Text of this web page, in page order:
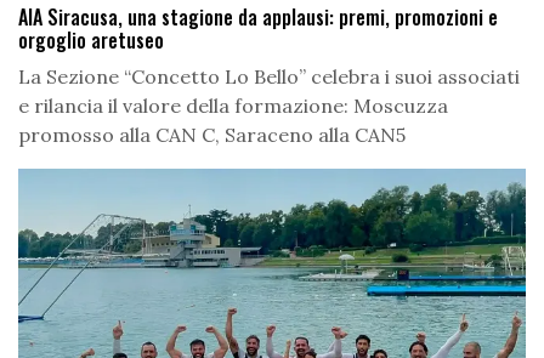
AIA Siracusa, una stagione da applausi: premi, promozioni e
orgoglio aretuseo
La Sezione “Concetto Lo Bello” celebra i suoi associati
e rilancia il valore della formazione: Moscuzza
promosso alla CAN C, Saraceno alla CAN5